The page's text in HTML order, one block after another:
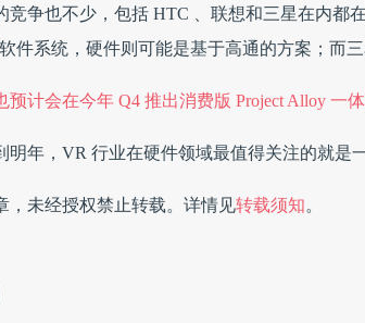
竞争也不少，包括 HTC 、联想和三星在内都
件系统，硬件则可能是基于高通的方案；而三
预计会在今年 Q4 推出消费版 Project Alloy 一
明年，VR 行业在硬件领域最值得关注的就是
，未经授权禁止转载。详情见转载须知。